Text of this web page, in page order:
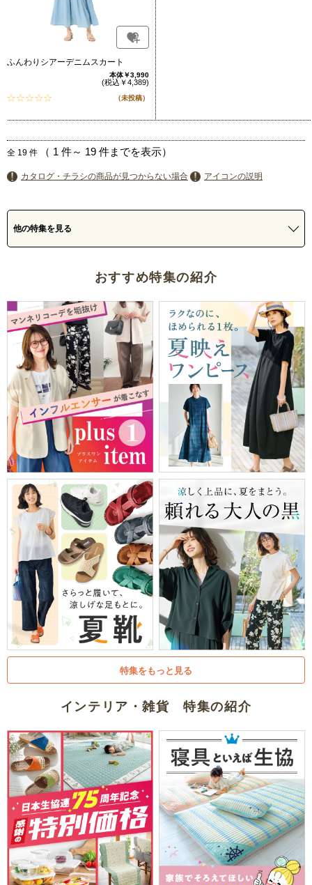
ふんわりシアーデニムスカート
本体￥3,990
(税込￥4,389)
（未投稿）
全 19 件 （ 1 件～ 19 件までを表示）
カタログ・チラシの商品が見つからない場合 アイコンの説明
他の特集を見る
おすすめ特集の紹介
特集をもっと見る
インテリア・雑貨 特集の紹介